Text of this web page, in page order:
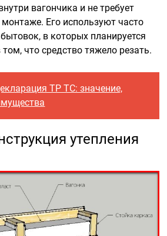
вагончика и не требует
Его используют часто
в которых планируется
что средство тяжело резать.
ТР ТС: значение,
утепления